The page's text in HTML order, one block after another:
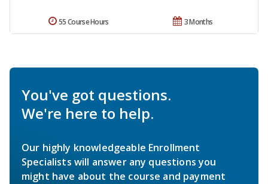
3 Months
55 Course Hours
You've got questions.
We're here to help.
Our highly knowledgeable Enrollment
Specialists will answer any questions you
might have about the course and payment